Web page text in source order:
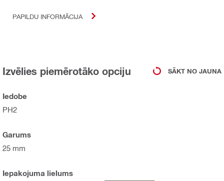
PAPILDU INFORMĀCIJA
Izvēlies piemērotāko opciju SĀKT NO JAUNA
Iedobe
PH2
Garums
25 mm
Iepakojuma lielums